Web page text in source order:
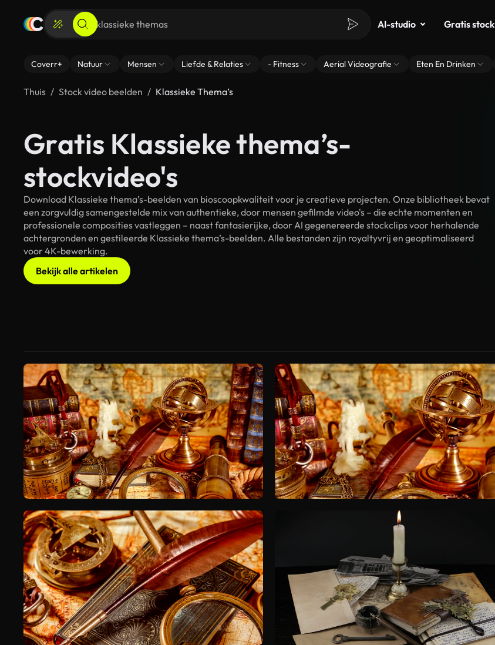
AI-studio Gratis stock
Coverr+ Natuur Mensen Liefde & Relaties - Fitness Aerial Videografie Eten En Drinken
Thuis Stock video beelden Klassieke Thema’s
Gratis Klassieke thema’s-
stockvideo's
Download Klassieke thema’s-beelden van bioscoopkwaliteit voor je creatieve projecten. Onze bibliotheek bevat
een zorgvuldig samengestelde mix van authentieke, door mensen gefilmde video's – die echte momenten en
professionele composities vastleggen – naast fantasierijke, door AI gegenereerde stockclips voor herhalende
achtergronden en gestileerde Klassieke thema’s-beelden. Alle bestanden zijn royaltyvrij en geoptimaliseerd
voor 4K-bewerking.
Bekijk alle artikelen